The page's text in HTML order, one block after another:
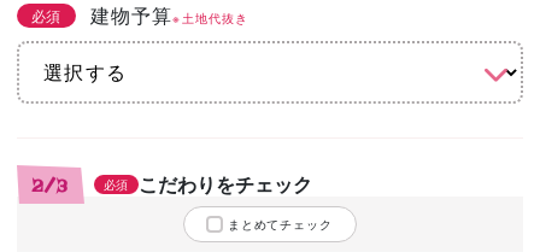
必須 建物予算※土地代抜き
2/3 必須 こだわりをチェック
まとめてチェック